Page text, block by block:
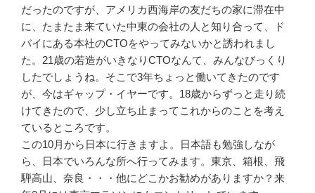
だったのですが、アメリカ西海岸の友だちの家に滞在中
に、たまたま来ていた中東の会社の人と知り合って、ド
バイにある本社のCTOをやってみないかと誘われまし
た。21歳の若造がいきなりCTOなんて、みんなびっくり
したでしょうね。そこで3年ちょっと働いてきたのです
が、今はギャップ・イヤーです。18歳からずっと走り続
けてきたので、少し立ち止まってこれからのことを考え
ているところです。
この10月から日本に行きますよ。日本語も勉強しなが
ら、日本でいろんな所へ行ってみます。東京、箱根、飛
騨高山、奈良・・・他にどこかお勧めがありますか？来